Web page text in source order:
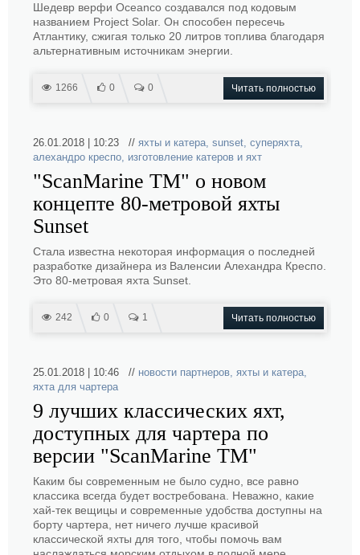
Шедевр верфи Oceanco создавался под кодовым
названием Project Solar. Он способен пересечь
Атлантику, сжигая только 20 литров топлива благодаря
альтернативным источникам энергии.
1266 0 0 Читать полностью
26.01.2018 | 10:23 // яхты и катера, sunset, суперяхта,
алехандро креспо, изготовление катеров и яхт
"ScanMarine TM" о новом
концепте 80-метровой яхты
Sunset
Стала известна некоторая информация о последней
разработке дизайнера из Валенсии Алехандра Креспо.
Это 80-метровая яхта Sunset.
242 0 1 Читать полностью
25.01.2018 | 10:46 // новости партнеров, яхты и катера,
яхта для чартера
9 лучших классических яхт,
доступных для чартера по
версии "ScanMarine TM"
Каким бы современным не было судно, все равно
классика всегда будет востребована. Неважно, какие
хай-тек вещицы и современные удобства доступны на
борту чартера, нет ничего лучше красивой
классической яхты для того, чтобы помочь вам